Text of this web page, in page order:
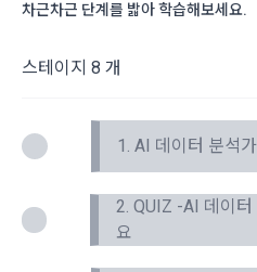
정보는 별도의 가공이나 수정 없
2. "회사"는 "인재회원"이 ‘데이콘
며 "회사"는 이들 “기업회원”에
스를 제공할 수 있다.
링 용도로 "사이트" 운영자가 ‘데
하도록 할 수 있다.
치, 부정 이용 행위를 포함하여
관 개정 등의 고지사항 전달, 분쟁
유료 서비스 제공에 따르는 본
및 서비스의 배송을 위하여 개인
차근차근 단계를 밟아 학습해보세요.
스테이지 8 개
1. AI 데이터 분석
2. QUIZ -AI 데이터
요